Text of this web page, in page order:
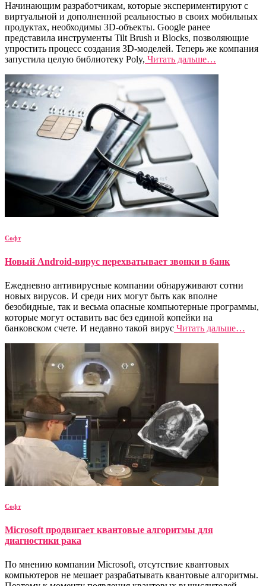
Начинающим разработчикам, которые экспериментируют с
виртуальной и дополненной реальностью в своих мобильных
продуктах, необходимы 3D-объекты. Google ранее
представила инструменты Tilt Brush и Blocks, позволяющие
упростить процесс создания 3D-моделей. Теперь же компания
запустила целую библиотеку Poly, Читать дальше…
Софт
Новый Android-вирус перехватывает звонки в банк
Ежедневно антивирусные компании обнаруживают сотни
новых вирусов. И среди них могут быть как вполне
безобидные, так и весьма опасные компьютерные программы,
которые могут оставить вас без единой копейки на
банковском счете. И недавно такой вирус Читать дальше…
Софт
Microsoft продвигает квантовые алгоритмы для
диагностики рака
По мнению компании Microsoft, отсутствие квантовых
компьютеров не мешает разрабатывать квантовые алгоритмы.